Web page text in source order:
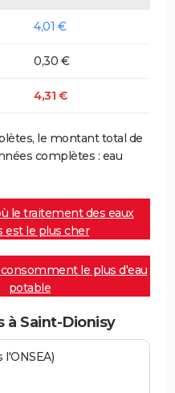
4,01 €
0,30 €
4,31 €
le montant total de
complètes : eau
le traitement des eaux
est le plus cher
le plus d'eau
potable
à Saint-Dionisy